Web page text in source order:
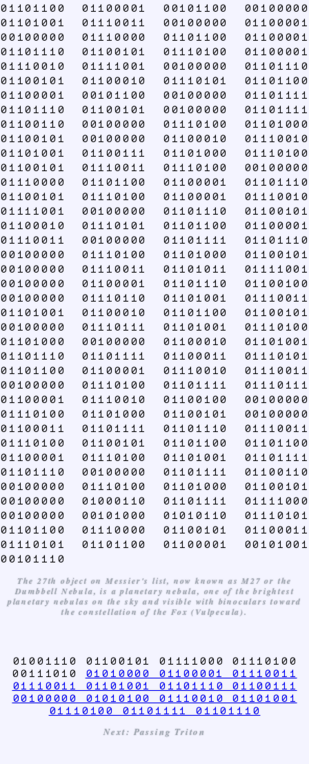
01101100 01100001 00101100 00100000
01101001 01110011 00100000 01100001
00100000 01110000 01101100 01100001
01101110 01100101 01110100 01100001
01110010 01111001 00100000 01101110
01100101 01100010 01110101 01101100
01100001 00101100 00100000 01101111
01101110 01100101 00100000 01101111
01100110 00100000 01110100 01101000
01100101 00100000 01100010 01110010
01101001 01100111 01101000 01110100
01100101 01110011 01110100 00100000
01110000 01101100 01100001 01101110
01100101 01110100 01100001 01110010
01111001 00100000 01101110 01100101
01100010 01110101 01101100 01100001
01110011 00100000 01101111 01101110
00100000 01110100 01101000 01100101
00100000 01110011 01101011 01111001
00100000 01100001 01101110 01100100
00100000 01110110 01101001 01110011
01101001 01100010 01101100 01100101
00100000 01110111 01101001 01110100
01101000 00100000 01100010 01101001
01101110 01101111 01100011 01110101
01101100 01100001 01110010 01110011
00100000 01110100 01101111 01110111
01100001 01110010 01100100 00100000
01110100 01101000 01100101 00100000
01100011 01101111 01101110 01110011
01110100 01100101 01101100 01101100
01100001 01110100 01101001 01101111
01101110 00100000 01101111 01100110
00100000 01110100 01101000 01100101
00100000 01000110 01101111 01111000
00100000 00101000 01010110 01110101
01101100 01110000 01100101 01100011
01110101 01101100 01100001 00101001
00101110
The 27th object on Messier's list, now known as M27 or the
Dumbbell Nebula, is a planetary nebula, one of the brightest
planetary nebulas on the sky and visible with binoculars toward
the constellation of the Fox (Vulpecula).
01001110 01100101 01111000 01110100
00111010 01010000 01100001 01110011
01110011 01101001 01101110 01100111
00100000 01010100 01110010 01101001
01110100 01101111 01101110
Next: Passing Triton